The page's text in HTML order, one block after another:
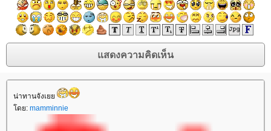
น่าทานจังเยย
โดย: mamminnie